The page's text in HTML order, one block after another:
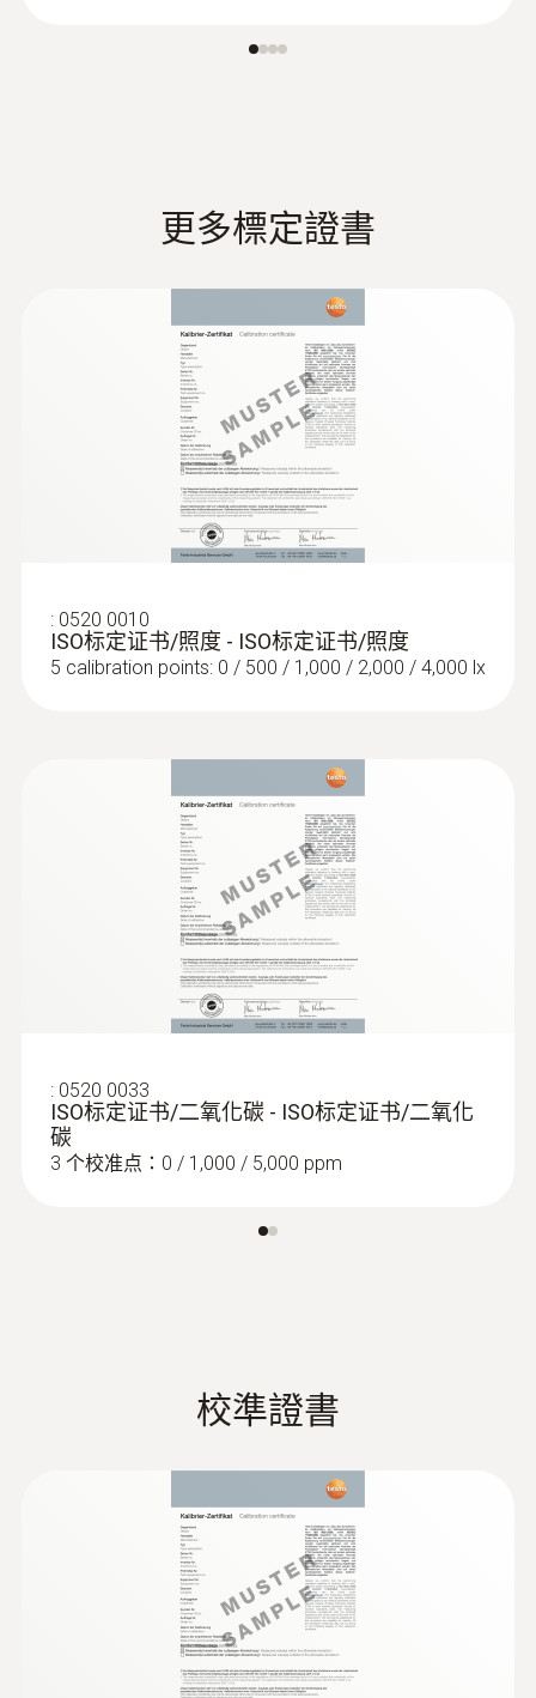
0614 0071
用于温度测量的Pt100浸入/刺入式探头
0614 0072
用于测量空气温度的Pt100探头
温湿度探头，直径12mm，需配连接电
High-precision humidity measurement:
accuracy of up to ±1% RH
DIN 33403进行辐射热测量
紊流度探头，需配连接电缆0430 0100
Turbulence measurement in accordance with
IAQ 室內空氣質量探頭
一个探头4个功能:测量CO2、温度、湿度和绝
度）。热辐射黑球探头测量的有效温度与人体
感知温度的差值最好不超过± 0.41 K。
室内温度(空气温度和有效温度)的测量要采取
在同一个地方，相同的条件，如室内空气流速
的一致的情况下进行。
可以选择三脚架（订货号0554 0743），安
全、方便地放置所有探头，即使是长期测量也
室内空气流速会直接影响热舒适度。在舒适度
室内空气流速会直接影响热舒适度。紊流度值
用百分比来表示，根据室内平均空气速度和空
气温度来计算。紊流度值表示室内气流的速度
变化和强度。空气温度和紊流度值之间有直接
气流比可以视为因为空气运动而导致的人体意
外散热效果。其定义为感觉不舒适的人所占的
速、平均温度和紊流度值来计算。
测量时自动补充偏差。因此，testo 480可以作
根据ISO 7730标准测量
PMV-/PPD指数
人在房间内感觉是否舒适（舒适度），取决于
更多標定證書
: 0520 0010
ISO标定证书/照度 - ISO标定证书/照度
5 calibration points: 0 / 500 / 1,000 / 2,000 / 4,000 lx
: 0520 0033
ISO标定证书/二氧化碳 - ISO标定证书/二氧化
碳
3 个校准点：0 / 1,000 / 5,000 ppm
校準證書